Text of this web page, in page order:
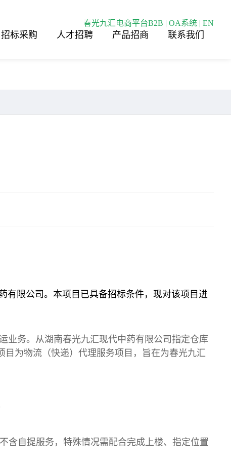
春光九汇电商平台B2B |OA系统 |EN
招标采购 人才招聘 产品招商 联系我们
有限公司 。本项目 已具备招标条件，现对该项目进
业务。 从湖南春光九汇现代中药有限公司指定仓库
目为物流（快递）代理服务项目 ，旨在为春光九汇
含自提服务，特殊情况需配合完成上楼、指定位置